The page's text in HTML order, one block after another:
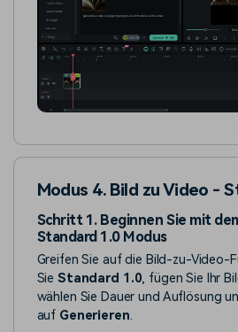
Modus 4. Bild zu Video -
Schritt 1. Beginnen Sie mit
Standard 1.0 Modus
Greifen Sie auf die Bild-zu-Video-
SieStandard 1.0, fügen Sie Ihr
wählen Sie Dauer und Auflösung
auf Generieren.